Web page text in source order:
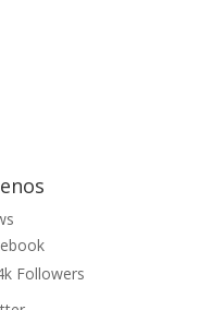
Followers